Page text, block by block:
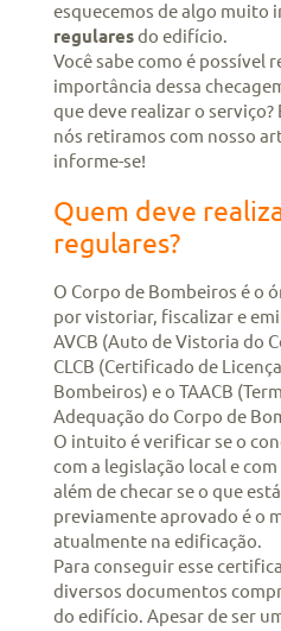
esquecemos de algo muito
regularesdo edifício.
Você sabe como é possível
importância dessa
que deve realizar o serviço?
nós retiramos com nosso
informe-se!
Quem deve
regulares?
O Corpo de Bombeiros é o
por vistoriar, fiscalizar e
AVCB (Auto de Vistoria do
CLCB (Certificado de
Bombeiros) e o TAACB
Adequação do Corpo de
O intuito é verificar se o
com a legislação local e
além de checar se o que
previamente aprovado é o
atualmente na edificação.
Para conseguir esse
diversos documentos
do edifício. Apesar de ser